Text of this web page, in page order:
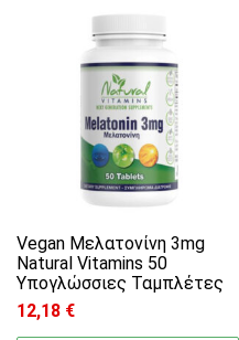
Vegan Μελατονίνη 3mg
Natural Vitamins 50
Υπογλώσσιες Ταμπλέτες
12,18 €